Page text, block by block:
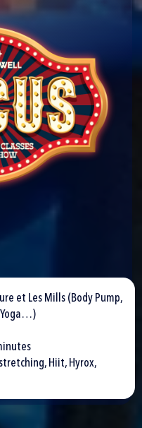
et Les Mills (Body Pump,
Yoga…)
Hiit, Hyrox,